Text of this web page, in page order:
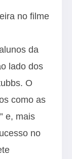
no filme
da
lado dos
O
como as
e, mais
no